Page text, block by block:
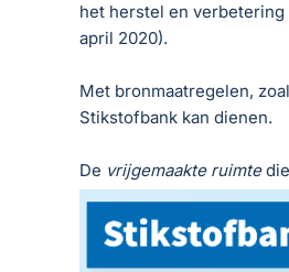
het herstel en
april 2020).
Met bronmaatregelen,
Stikstofbank kan dienen.
De vrijgemaakte ruimte